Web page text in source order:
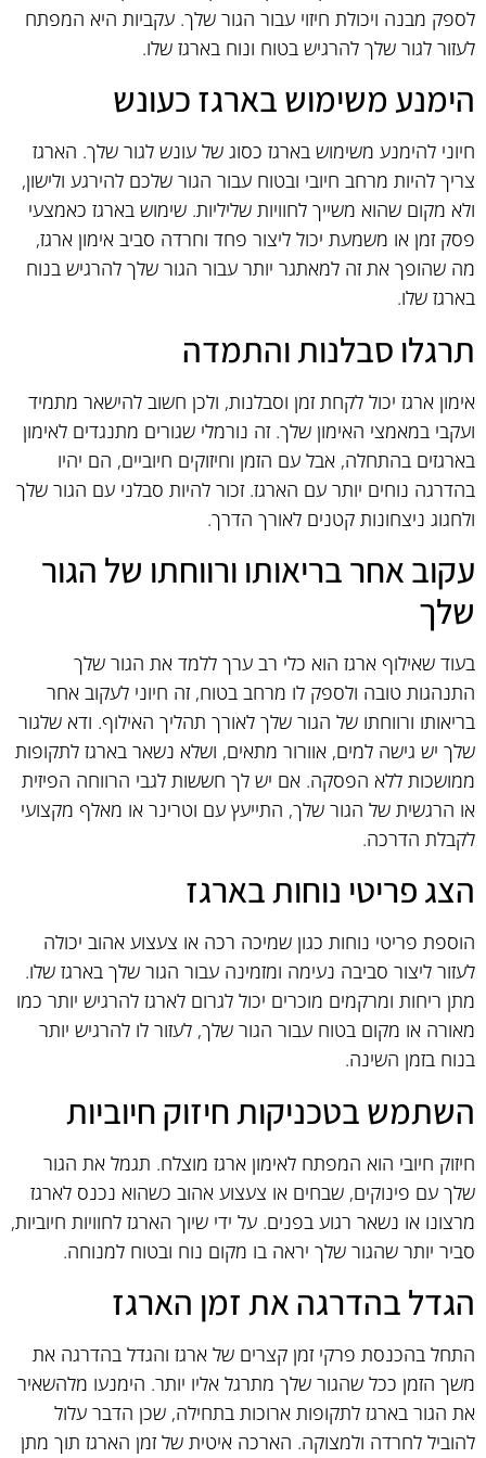
לספק מבנה ויכולת חיזוי עבור הגור שלך. עקביות היא המפתח
לעזור לגור שלך להרגיש בטוח ונוח בארגז שלו.
הימנע משימוש בארגז כעונש
חיוני להימנע משימוש בארגז כסוג של עונש לגור שלך. הארגז
צריך להיות מרחב חיובי ובטוח עבור הגור שלכם להירגע ולישון,
ולא מקום שהוא משייך לחוויות שליליות. שימוש בארגז כאמצעי
פסק זמן או משמעת יכול ליצור פחד וחרדה סביב אימון ארגז,
מה שהופך את זה למאתגר יותר עבור הגור שלך להרגיש בנוח
בארגז שלו.
תרגלו סבלנות והתמדה
אימון ארגז יכול לקחת זמן וסבלנות, ולכן חשוב להישאר מתמיד
ועקבי במאמצי האימון שלך. זה נורמלי שגורים מתנגדים לאימון
בארגזים בהתחלה, אבל עם הזמן וחיזוקים חיוביים, הם יהיו
בהדרגה נוחים יותר עם הארגז. זכור להיות סבלני עם הגור שלך
ולחגוג ניצחונות קטנים לאורך הדרך.
עקוב אחר בריאותו ורווחתו של הגור
שלך
בעוד שאילוף ארגז הוא כלי רב ערך ללמד את הגור שלך
התנהגות טובה ולספק לו מרחב בטוח, זה חיוני לעקוב אחר
בריאותו ורווחתו של הגור שלך לאורך תהליך האילוף. ודא שלגור
שלך יש גישה למים, אוורור מתאים, ושלא נשאר בארגז לתקופות
ממושכות ללא הפסקה. אם יש לך חששות לגבי הרווחה הפיזית
או הרגשית של הגור שלך, התייעץ עם וטרינר או מאלף מקצועי
לקבלת הדרכה.
הצג פריטי נוחות בארגז
הוספת פריטי נוחות כגון שמיכה רכה או צעצוע אהוב יכולה
לעזור ליצור סביבה נעימה ומזמינה עבור הגור שלך בארגז שלו.
מתן ריחות ומרקמים מוכרים יכול לגרום לארגז להרגיש יותר כמו
מאורה או מקום בטוח עבור הגור שלך, לעזור לו להרגיש יותר
בנוח בזמן השינה.
השתמש בטכניקות חיזוק חיוביות
חיזוק חיובי הוא המפתח לאימון ארגז מוצלח. תגמל את הגור
שלך עם פינוקים, שבחים או צעצוע אהוב כשהוא נכנס לארגז
מרצונו או נשאר רגוע בפנים. על ידי שיוך הארגז לחוויות חיוביות,
סביר יותר שהגור שלך יראה בו מקום נוח ובטוח למנוחה.
הגדל בהדרגה את זמן הארגז
התחל בהכנסת פרקי זמן קצרים של ארגז והגדל בהדרגה את
משך הזמן ככל שהגור שלך מתרגל אליו יותר. הימנעו מלהשאיר
את הגור בארגז לתקופות ארוכות בתחילה, שכן הדבר עלול
להוביל לחרדה ולמצוקה. הארכה איטית של זמן הארגז תוך מתן